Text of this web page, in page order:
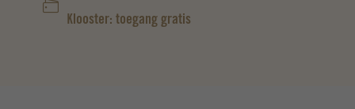
Klooster: toegang gratis